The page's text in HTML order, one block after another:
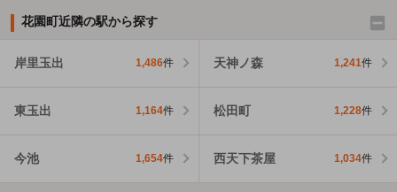
花園町近隣の駅から探す
岸里玉出 1,486件 天神ノ森 1,241件
東玉出 1,164件 松田町 1,228件
今池 1,654件 西天下茶屋 1,034件